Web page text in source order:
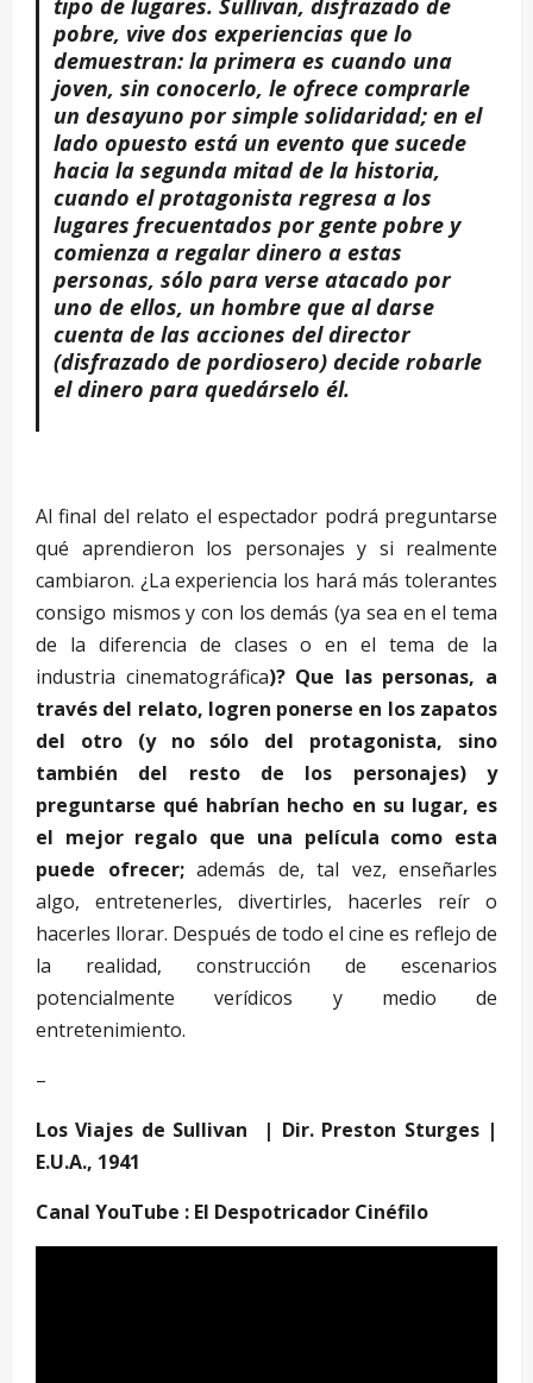
tipo de lugares. Sullivan, disfrazado de
pobre, vive dos experiencias que lo
demuestran: la primera es cuando una
joven, sin conocerlo, le ofrece comprarle
un desayuno por simple solidaridad; en el
lado opuesto está un evento que sucede
hacia la segunda mitad de la historia,
cuando el protagonista regresa a los
lugares frecuentados por gente pobre y
comienza a regalar dinero a estas
personas, sólo para verse atacado por
uno de ellos, un hombre que al darse
cuenta de las acciones del director
(disfrazado de pordiosero) decide robarle
el dinero para quedárselo él.
Al final del relato el espectador podrá preguntarse
qué aprendieron los personajes y si realmente
cambiaron. ¿La experiencia los hará más tolerantes
consigo mismos y con los demás (ya sea en el tema
de la diferencia de clases o en el tema de la
industria cinematográfica)? Que las personas, a
través del relato, logren ponerse en los zapatos
del otro (y no sólo del protagonista, sino
también del resto de los personajes) y
preguntarse qué habrían hecho en su lugar, es
el mejor regalo que una película como esta
puede ofrecer;además de, tal vez, enseñarles
algo, entretenerles, divertirles, hacerles reír o
hacerles llorar. Después de todo el cine es reflejo de
la realidad, construcción de escenarios
potencialmente verídicos y medio de
entretenimiento.
–
Los Viajes de Sullivan | Dir. Preston Sturges |
E.U.A., 1941
Canal YouTube : El Despotricador Cinéfilo